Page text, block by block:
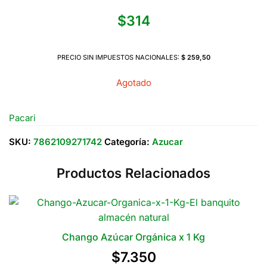
$314
PRECIO SIN IMPUESTOS NACIONALES: $ 259,50
Agotado
Pacari
SKU: 7862109271742 Categoría: Azucar
Productos Relacionados
Chango Azúcar Orgánica x 1 Kg
$7.350